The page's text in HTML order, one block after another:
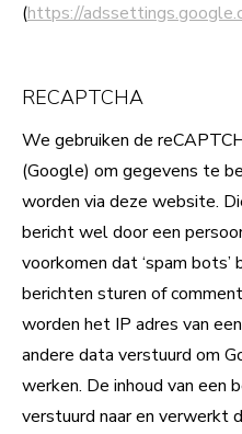
(https://
RECAPTCHA
We gebruiken de
(Google) om gegevens te
worden via deze website.
bericht wel door een
voorkomen dat ‘spam
berichten sturen of
worden het IP adres van
andere data verstuurd om
werken. De inhoud van een
verstuurd naar en verwerkt